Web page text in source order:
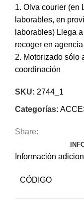
1. Olva courier (en
laborables, en
laborables) Llega
recoger en
2. Motorizado sólo
coordinación
SKU: 2744_1
Categorías:
Share:
Información
CÓDIGO